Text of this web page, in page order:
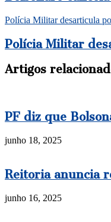
Polícia Militar desarticula
Polícia Militar
Artigos
PF diz que
junho 18, 2025
Reitoria anuncia
junho 16, 2025